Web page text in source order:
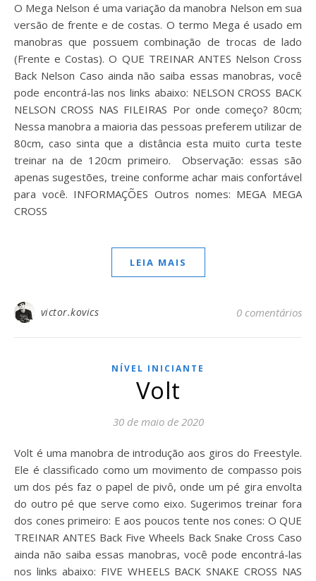
O Mega Nelson é uma variação da manobra Nelson em sua
versão de frente e de costas. O termo Mega é usado em
manobras que possuem combinação de trocas de lado
(Frente e Costas). O QUE TREINAR ANTES Nelson Cross
Back Nelson Caso ainda não saiba essas manobras, você
pode encontrá-las nos links abaixo: NELSON CROSS BACK
NELSON CROSS NAS FILEIRAS Por onde começo? 80cm;
Nessa manobra a maioria das pessoas preferem utilizar de
80cm, caso sinta que a distância esta muito curta teste
treinar na de 120cm primeiro. Observação: essas são
apenas sugestões, treine conforme achar mais confortável
para você. INFORMAÇÕES Outros nomes: MEGA MEGA
CROSS
LEIA MAIS
victor.kovics 0 comentários
NÍVEL INICIANTE
Volt
30 de maio de 2020
Volt é uma manobra de introdução aos giros do Freestyle.
Ele é classificado como um movimento de compasso pois
um dos pés faz o papel de pivô, onde um pé gira envolta
do outro pé que serve como eixo. Sugerimos treinar fora
dos cones primeiro: E aos poucos tente nos cones: O QUE
TREINAR ANTES Back Five Wheels Back Snake Cross Caso
ainda não saiba essas manobras, você pode encontrá-las
nos links abaixo: FIVE WHEELS BACK SNAKE CROSS NAS